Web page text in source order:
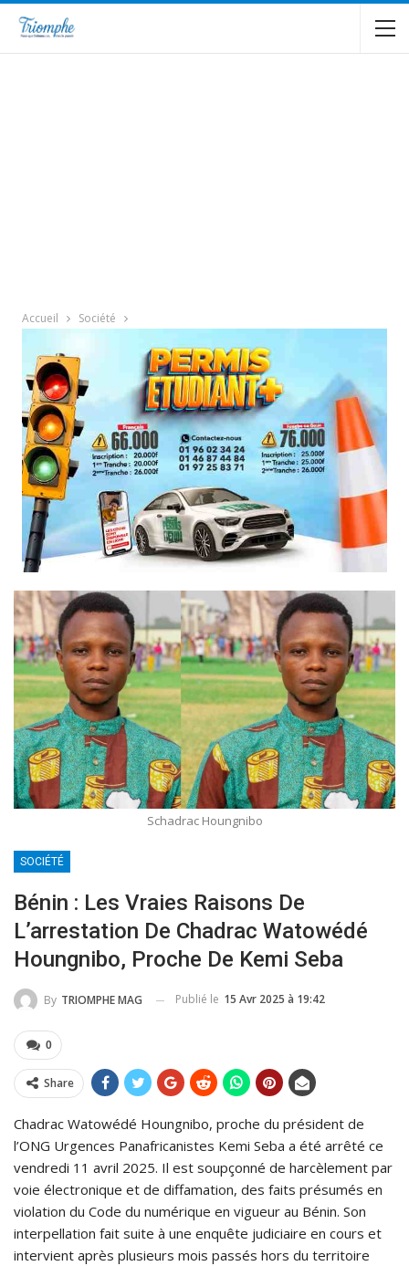
Accueil Société
Schadrac Houngnibo
SOCIÉTÉ
Bénin : Les Vraies Raisons De
L’arrestation De Chadrac Watowédé
Houngnibo, Proche De Kemi Seba
By TRIOMPHE MAG Publié le 15 Avr 2025 à 19:42
0
Share
Chadrac Watowédé Houngnibo, proche du président de
l’ONG Urgences Panafricanistes Kemi Seba a été arrêté ce
vendredi 11 avril 2025. Il est soupçonné de harcèlement par
voie électronique et de diffamation, des faits présumés en
violation du Code du numérique en vigueur au Bénin. Son
interpellation fait suite à une enquête judiciaire en cours et
intervient après plusieurs mois passés hors du territoire